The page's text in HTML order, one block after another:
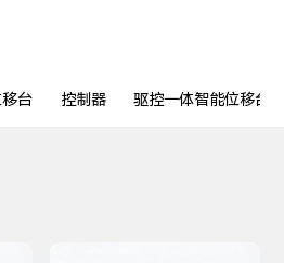
台 控制器 驱控一体智能位移台